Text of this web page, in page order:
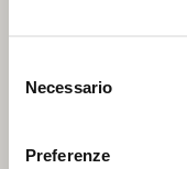
delNecessario
Preferenze